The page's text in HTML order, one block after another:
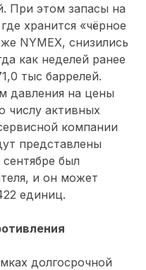
При этом запасы на
хранится «чёрное
NYMEX, снизились
как неделей ранее
тыс баррелей.
давления на цены
числу активных
компании
представлены
был
и он может
единиц.
долгосрочной